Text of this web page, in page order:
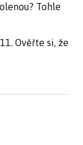
Tohle
Ověřte si, že